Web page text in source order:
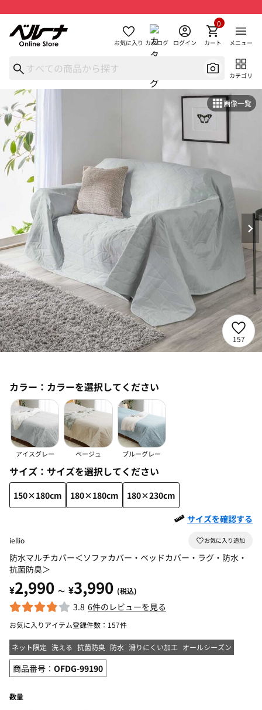
お気に入り カタログ ログイン カート
0
メニュー
カテゴリ
画像一覧
157
カラー： カラーを選択してください
アイスグレー ベージュ ブルーグレー
サイズ： サイズを選択してください
150×180cm 180×180cm
180×230cm
サイズを確認する
iellio
防水マルチカバー＜ソファカバー・ベッドカバー・ラグ・防水・
抗菌防臭＞
¥2,990 ～ ¥3,990 (税込)
3.8 6件のレビューを見る
お気に入りアイテム登録件数： 157件
ネット限定 洗える 抗菌防臭 防水 滑りにくい加工 オールシーズン
商品番号： OFDG-99190
数量